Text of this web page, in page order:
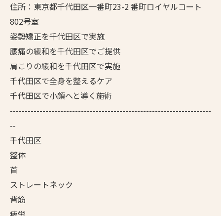
住所：東京都千代田区一番町23-2 番町ロイヤルコート
802号室
姿勢矯正を千代田区で実施
腰痛の緩和を千代田区でご提供
肩こりの緩和を千代田区で実施
千代田区で全身を整えるケア
千代田区で小顔へと導く施術
--------------------------------------------------------------------
--
千代田区
整体
首
ストレートネック
背筋